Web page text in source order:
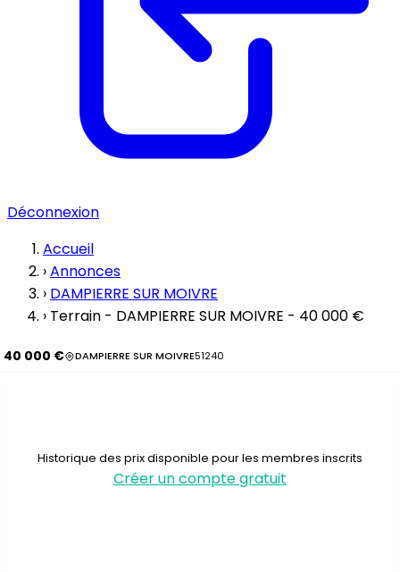
Déconnexion
Accueil
›Annonces
› DAMPIERRE SUR MOIVRE
› Terrain - DAMPIERRE SUR MOIVRE - 40 000 €
40 000 € DAMPIERRE SUR MOIVRE51240
Historique des prix disponible pour les membres inscrits
Créer un compte gratuit